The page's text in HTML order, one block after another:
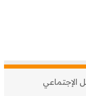
الإجتماعي